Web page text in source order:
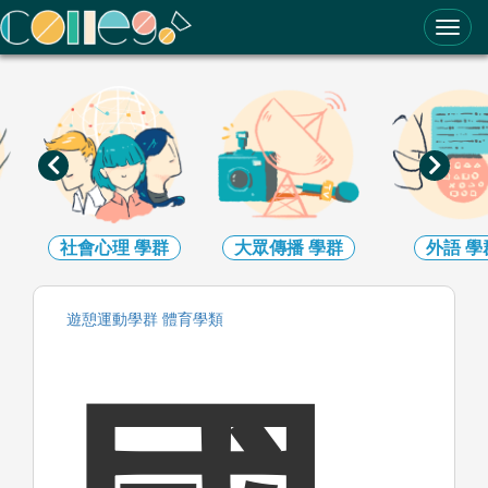
ColleGo! 大學選才與高中育才輔助系統
社會心理 學群 大眾傳播 學群 外語學
遊憩運動學群 體育學類